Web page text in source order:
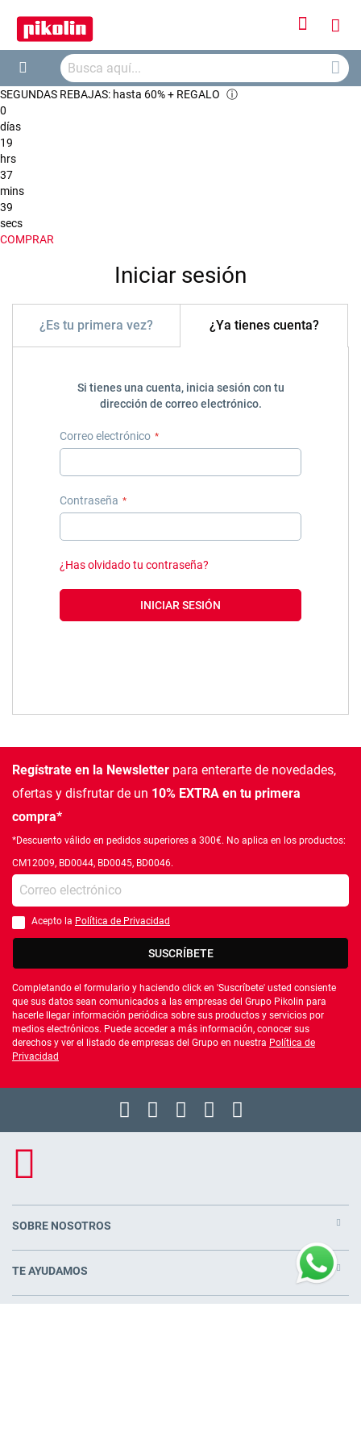
Iniciar
Buscar
SEGUNDAS REBAJAS: hasta 60% + REGALO ⓘ
0
días
19
hrs
37
mins
39
secs
COMPRAR
Iniciar sesión
¿Es tu primera vez? ¿Ya tienes cuenta?
Si tienes una cuenta, inicia sesión con tu
dirección de correo electrónico.
Correo electrónico
Contraseña
¿Has olvidado tu contraseña?
INICIAR SESIÓN
Regístrate en la Newsletter para enterarte de novedades,
ofertas y disfrutar de un 10% EXTRA en tu primera
compra*
*Descuento válido en pedidos superiores a 300€. No aplica en los productos:
CM12009, BD0044, BD0045, BD0046.
Introduce tu e-mail
Debes aceptar la política de privacidad
Acepto la Política de Privacidad
SUSCRÍBETE
Completando el formulario y haciendo click en 'Suscríbete' usted consiente
que sus datos sean comunicados a las empresas del Grupo Pikolin para
hacerle llegar información periódica sobre sus productos y servicios por
medios electrónicos. Puede acceder a más información, conocer sus
derechos y ver el listado de empresas del Grupo en nuestra Política de
Privacidad
SOBRE NOSOTROS
TE AYUDAMOS